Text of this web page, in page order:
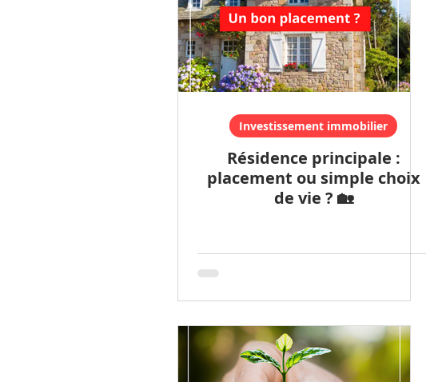
Investissement immobilier
Résidence principale :
placement ou simple choix
de vie ? 🏡